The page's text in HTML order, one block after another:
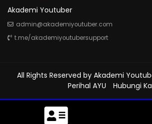
Akademi Youtuber
admin@akademiyoutuber.com
t.me/akademiyoutubersupport
All Rights Reserved by Akademi
Perihal AYU
Hubungi